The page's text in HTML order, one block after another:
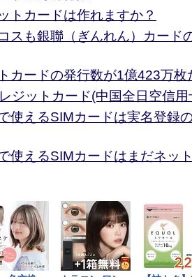
トカードは作れますか？
スも銀聯（ぎんれん）カード
カードの発行数が1億423万枚
ジットカード(中国全日空信用
使えるSIMカードは実名登録
使えるSIMカードはまだネッ